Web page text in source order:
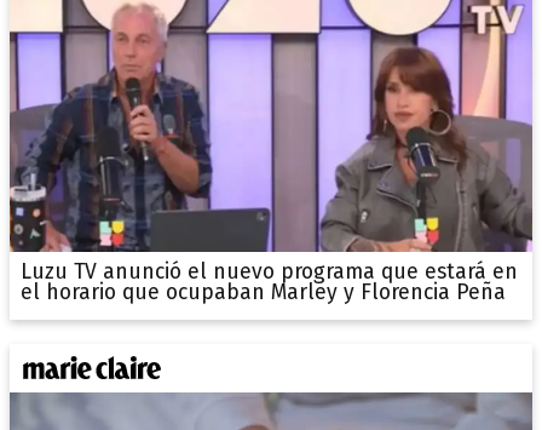
Luzu TV anunció el nuevo programa que estará en
el horario que ocupaban Marley y Florencia Peña